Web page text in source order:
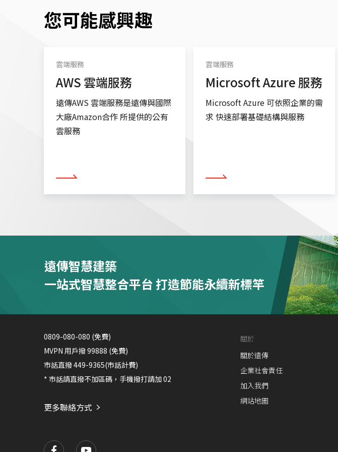
您可能感興趣
雲端服務
AWS 雲端服務
遠傳AWS 雲端服務是遠傳與國際
大廠Amazon合作所提供的公有
雲服務
看更多
雲端服務
Microsoft Azure 服務
Microsoft Azure 可依照企業的需
求 快速部署基礎結構與服務
看更多
遠傳智慧建築
一站式智慧整合平台 打造節能永續新標竿
0809-080-080 (免費)
MVPN 用戶撥 99888 (免費)
市話直撥 449-9365(市話計費)
* 市話請直撥不加區碼，手機撥打請加 02
更多聯絡方式
關於
關於遠傳
企業社會責任
加入我們
網站地圖